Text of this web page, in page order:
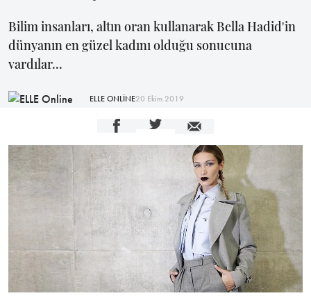
Bilim insanları, altın oran kullanarak Bella Hadid'in
dünyanın en güzel kadını olduğu sonucuna
vardılar...
ELLE ONLİNE20 Ekim 2019